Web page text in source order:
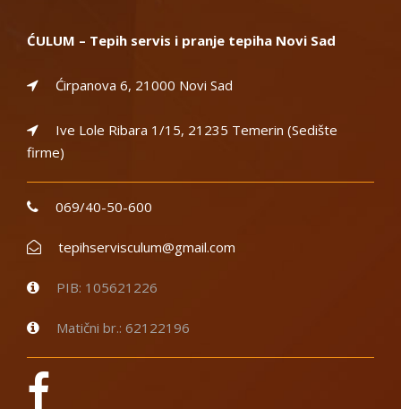
ĆULUM – Tepih servis i pranje tepiha Novi Sad
Ćirpanova 6, 21000 Novi Sad
Ive Lole Ribara 1/15, 21235 Temerin (Sedište
firme)
069/40-50-600
tepihservisculum@gmail.com
PIB: 105621226
Matični br.: 62122196